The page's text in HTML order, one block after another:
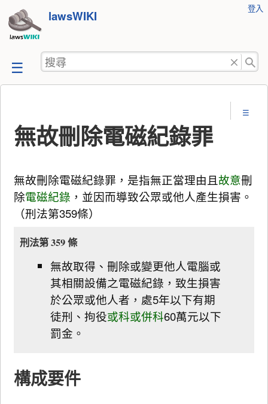
跳
至
容
lawsWIKI
工
登入
搜
尋
無故刪除電磁紀錄罪
無故刪除電磁紀錄罪，是指無正當理由且故意刪
除電磁紀錄 ，並因而導致公眾或他人產生損害。
（刑法第359條）
刑法第 359 條
無故取得、刪除或變更他人電腦或
其相關設備之電磁紀錄，致生損害
於公眾或他人者，處5年以下有期
徒刑、拘役或科或併科60萬元以下
罰金。
構成要件